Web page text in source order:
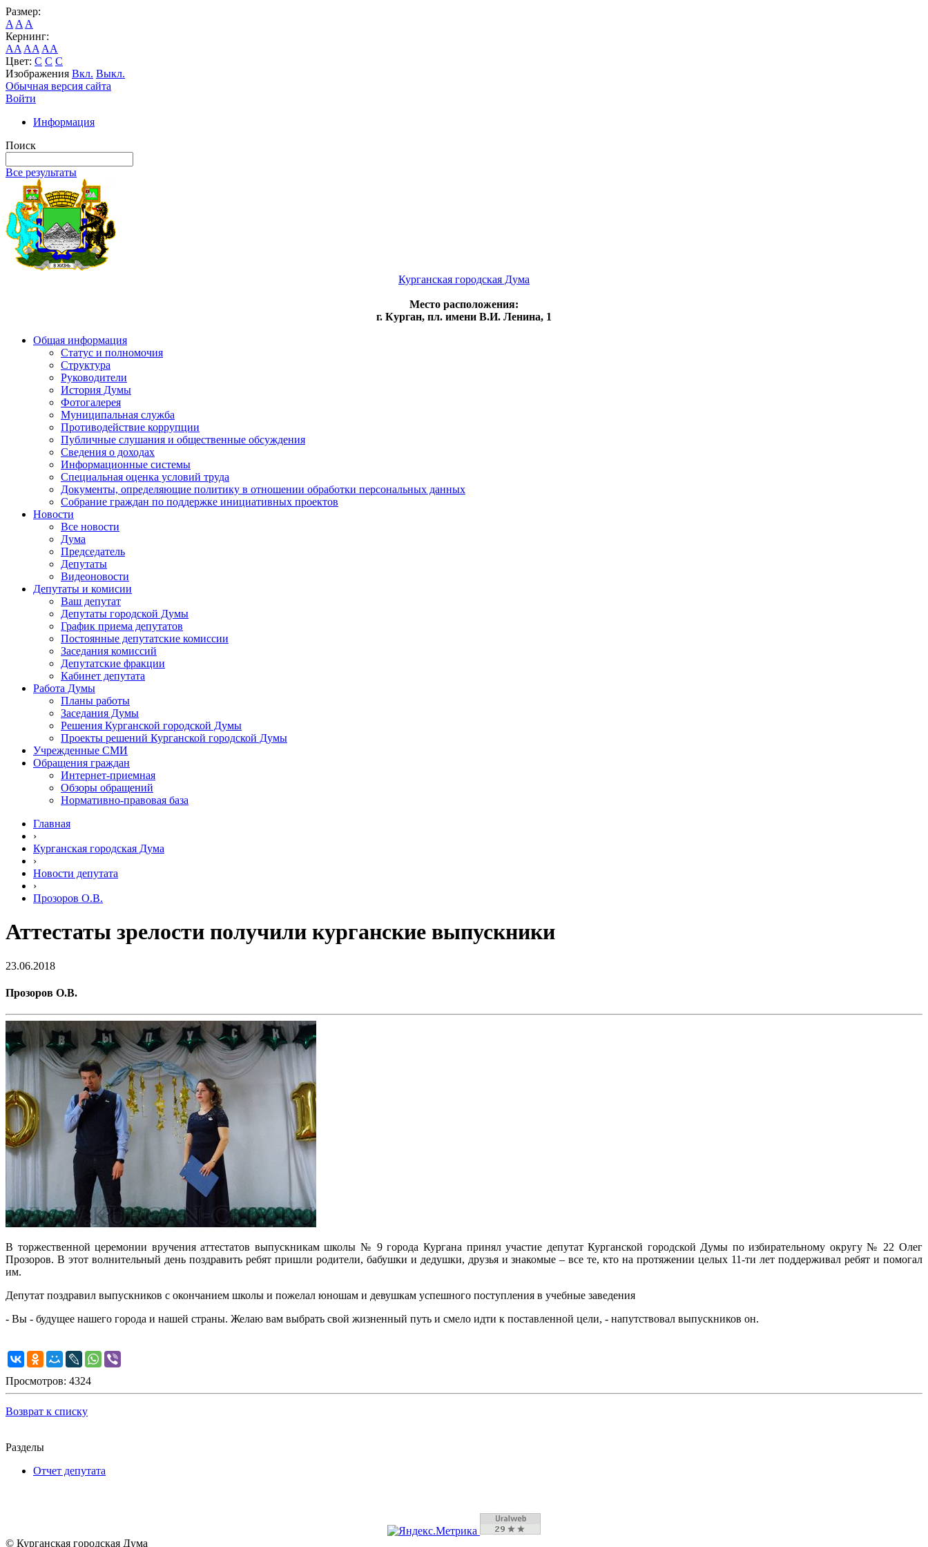
Размер:
A A A
Кернинг:
AA AA AA
Цвет: C C C
Изображения Вкл. Выкл.
Обычная версия сайта
Войти
Информация
Поиск
Все результаты
Курганская городская Дума
Место расположения:
г. Курган, пл. имени В.И. Ленина, 1
Общая информация
Статус и полномочия
Структура
Руководители
История Думы
Фотогалерея
Муниципальная служба
Противодействие коррупции
Публичные слушания и общественные обсуждения
Сведения о доходах
Информационные системы
Специальная оценка условий труда
Документы, определяющие политику в отношении обработки персональных данных
Собрание граждан по поддержке инициативных проектов
Новости
Все новости
Дума
Председатель
Депутаты
Видеоновости
Депутаты и комисии
Ваш депутат
Депутаты городской Думы
График приема депутатов
Постоянные депутатские комиссии
Заседания комиссий
Депутатские фракции
Кабинет депутата
Работа Думы
Планы работы
Заседания Думы
Решения Курганской городской Думы
Проекты решений Курганской городской Думы
Учрежденные СМИ
Обращения граждан
Интернет-приемная
Обзоры обращений
Нормативно-правовая база
Главная
›
Курганская городская Дума
›
Новости депутата
›
Прозоров О.В.
Аттестаты зрелости получили курганские выпускники
23.06.2018
Прозоров О.В.
В торжественной церемонии вручения аттестатов выпускникам школы № 9 города Кургана принял участие депутат Курганской городской Думы по избирательному округу № 22 Олег
Прозоров. В этот волнительный день поздравить ребят пришли родители, бабушки и дедушки, друзья и знакомые – все те, кто на протяжении целых 11-ти лет поддерживал ребят и помогал
им.
Депутат поздравил выпускников с окончанием школы и пожелал юношам и девушкам успешного поступления в учебные заведения
- Вы - будущее нашего города и нашей страны. Желаю вам выбрать свой жизненный путь и смело идти к поставленной цели, - напутствовал выпускников он.
Просмотров: 4324
Возврат к списку
Разделы
Отчет депутата
© Курганская городская Дума